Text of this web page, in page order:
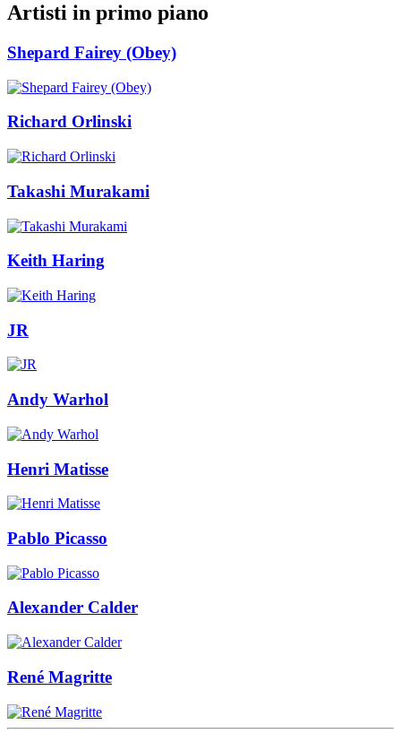
Artisti in primo piano
Shepard Fairey (Obey)
Richard Orlinski
Takashi Murakami
Keith Haring
JR
Andy Warhol
Henri Matisse
Pablo Picasso
Alexander Calder
René Magritte